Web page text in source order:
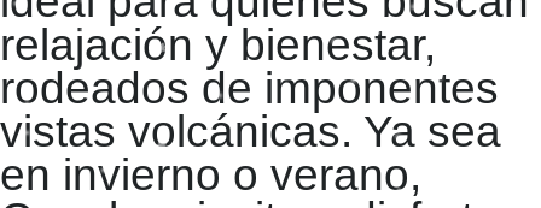
relajación y bienestar,
rodeados de imponentes
vistas volcánicas. Ya sea
en invierno o verano,